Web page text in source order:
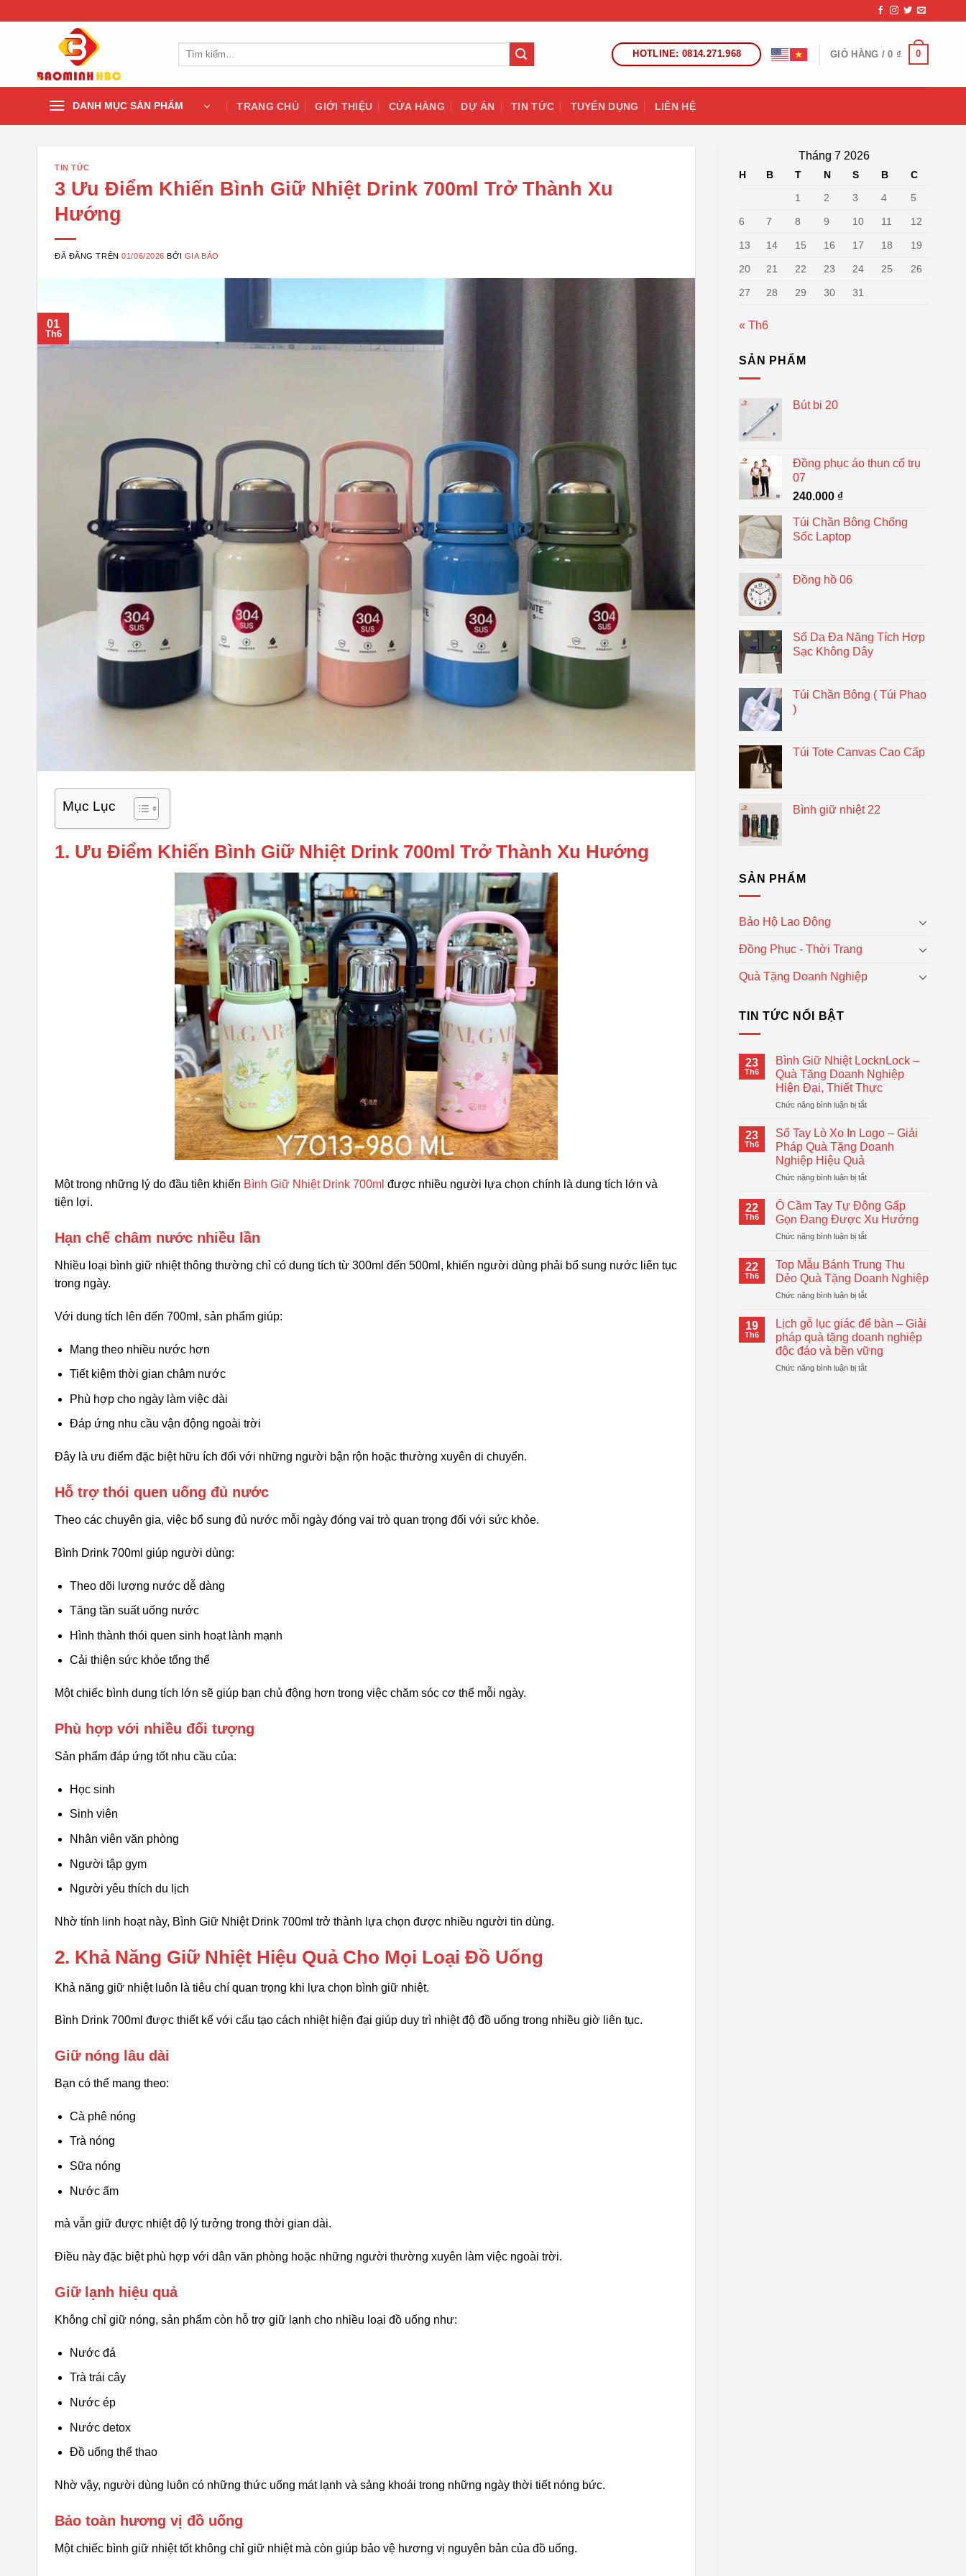
Tìm
HOTLINE: 0814.271.968 GIỎ HÀNG /0 ₫ 0
DANH MỤC SẢN PHẨM TRANG CHỦ GIỚI THIỆU CỬA HÀNG DỰ ÁN TIN TỨC TUYỂN DỤNG LIÊN HỆ
TIN TỨC
3 Ưu Điểm Khiến Bình Giữ Nhiệt Drink 700ml Trở Thành Xu
Hướng
ĐÃ ĐĂNG TRÊN01/06/2026 BỞI GIA BẢO
01
Th6
Mục Lục
1. Ưu Điểm Khiến Bình Giữ Nhiệt Drink 700ml Trở Thành Xu Hướng
Một trong những lý do đầu tiên khiến Bình Giữ Nhiệt Drink 700ml được nhiều người lựa chọn chính là dung tích lớn và
tiện lợi.
Hạn chế châm nước nhiều lần
Nhiều loại bình giữ nhiệt thông thường chỉ có dung tích từ 300ml đến 500ml, khiến người dùng phải bổ sung nước liên tục
trong ngày.
Với dung tích lên đến 700ml, sản phẩm giúp:
Mang theo nhiều nước hơn
Tiết kiệm thời gian châm nước
Phù hợp cho ngày làm việc dài
Đáp ứng nhu cầu vận động ngoài trời
Đây là ưu điểm đặc biệt hữu ích đối với những người bận rộn hoặc thường xuyên di chuyển.
Hỗ trợ thói quen uống đủ nước
Theo các chuyên gia, việc bổ sung đủ nước mỗi ngày đóng vai trò quan trọng đối với sức khỏe.
Bình Drink 700ml giúp người dùng:
Theo dõi lượng nước dễ dàng
Tăng tần suất uống nước
Hình thành thói quen sinh hoạt lành mạnh
Cải thiện sức khỏe tổng thể
Một chiếc bình dung tích lớn sẽ giúp bạn chủ động hơn trong việc chăm sóc cơ thể mỗi ngày.
Phù hợp với nhiều đối tượng
Sản phẩm đáp ứng tốt nhu cầu của:
Học sinh
Sinh viên
Nhân viên văn phòng
Người tập gym
Người yêu thích du lịch
Nhờ tính linh hoạt này, Bình Giữ Nhiệt Drink 700ml trở thành lựa chọn được nhiều người tin dùng.
2. Khả Năng Giữ Nhiệt Hiệu Quả Cho Mọi Loại Đồ Uống
Khả năng giữ nhiệt luôn là tiêu chí quan trọng khi lựa chọn bình giữ nhiệt.
Bình Drink 700ml được thiết kế với cấu tạo cách nhiệt hiện đại giúp duy trì nhiệt độ đồ uống trong nhiều giờ liên tục.
Giữ nóng lâu dài
Bạn có thể mang theo:
Cà phê nóng
Trà nóng
Sữa nóng
Nước ấm
mà vẫn giữ được nhiệt độ lý tưởng trong thời gian dài.
Điều này đặc biệt phù hợp với dân văn phòng hoặc những người thường xuyên làm việc ngoài trời.
Giữ lạnh hiệu quả
Không chỉ giữ nóng, sản phẩm còn hỗ trợ giữ lạnh cho nhiều loại đồ uống như:
Nước đá
Trà trái cây
Nước ép
Nước detox
Đồ uống thể thao
Nhờ vậy, người dùng luôn có những thức uống mát lạnh và sảng khoái trong những ngày thời tiết nóng bức.
Bảo toàn hương vị đồ uống
Một chiếc bình giữ nhiệt tốt không chỉ giữ nhiệt mà còn giúp bảo vệ hương vị nguyên bản của đồ uống.
Tháng 7 2026
H B T N S B
C
1
2 3 4 5
6 7 8 9 10 11 12
13 14 15 16 17 18 19
20 21 22 23 24 25 26
27 28 29 30 31
« Th6
SẢN PHẨM
Bút bi 20
Đồng phục áo thun cổ trụ
07
240.000 ₫
Túi Chần Bông Chống
Sốc Laptop
Đồng hồ 06
Sổ Da Đa Năng Tích Hợp
Sạc Không Dây
Túi Chần Bông ( Túi Phao
)
Túi Tote Canvas Cao Cấp
Bình giữ nhiệt 22
SẢN PHẨM
Bảo Hộ Lao Động
Đồng Phục - Thời Trang
Quà Tặng Doanh Nghiệp
TIN TỨC NỔI BẬT
23
Th6
Bình Giữ Nhiệt LocknLock –
Quà Tặng Doanh Nghiệp
Hiện Đại, Thiết Thực
Chức năng bình luận bị tắtở
Nhiệt
LocknLock
Quà
Doanh
Nghiệp
Hiện
Đại,
Thực
23
Th6
Sổ Tay Lò Xo In Logo – Giải
Pháp Quà Tặng Doanh
Nghiệp Hiệu Quả
Chức năng bình luận bị tắtở
Tay
Lò
Xo
In
–
Giải
Quà
Doanh
Nghiệp
Hiệu
Quả
22
Th6
Ô Cầm Tay Tự Động Gấp
Gọn Đang Được Xu Hướng
Chức năng bình luận bị tắtở
Tay
Tự
Động
Gọn
Đang
Được
Xu
Hướng
22
Th6
Top Mẫu Bánh Trung Thu
Dẻo Quà Tặng Doanh Nghiệp
Chức năng bình luận bị tắtở
Mẫu
Bánh
Trung
Thu
Dẻo
19
Th6
Lịch gỗ lục giác để bàn – Giải
pháp quà tặng doanh nghiệp
độc đáo và bền vững
Chức năng bình luận bị tắtở